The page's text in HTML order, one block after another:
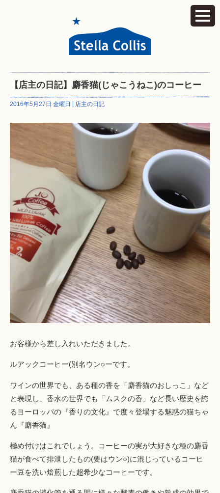
【店主の日記】麝香猫(じゃこうねこ)のコーヒー
2016年5月27日 金曜日 | 店主の日記
お客様から差し入れいただきました。
ルアックコーヒー(別名ウン○ーです。
ワインの世界でも、ある種の香を「麝香猫のおしっこ」など
と表現し、香水の世界でも「ムスクの香」など長い歴史を誇
るヨーロッパの『香りの文化』で度々登場する魅惑の猫ちゃ
ん『麝香猫』
極め付けはこれでしょう。コーヒーの実が大好きな種の麝香
猫が食べて排泄したもの(要はウン○)に混じっているコーヒ
ー豆を洗い焙煎した超希少なコーヒーです。